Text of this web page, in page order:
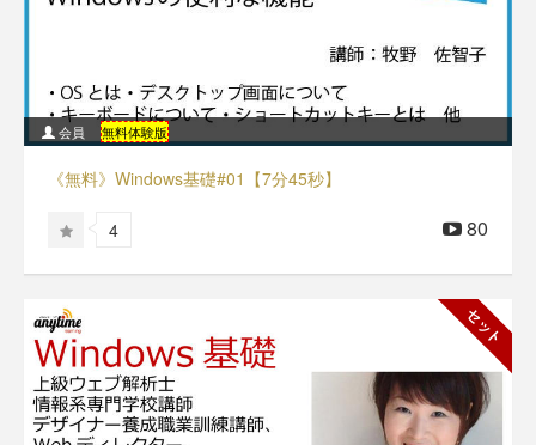
会員 無料体験版
《無料》Windows基礎#01【7分45秒】
4 80
セット